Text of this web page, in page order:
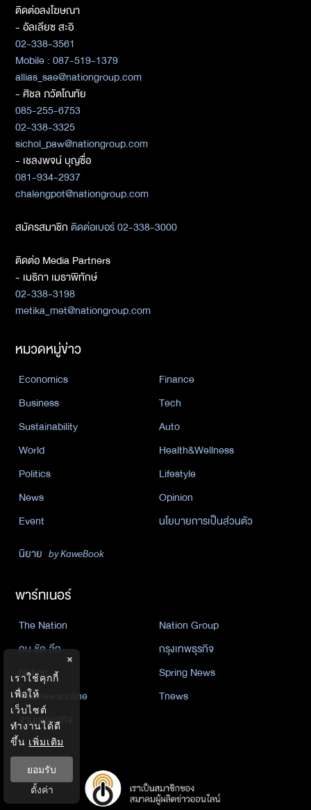
ติดต่อลงโฆษณา
- อัลเลียซ สะอิ
02-338-3561
Mobile : 087-519-1379
allias_sae@nationgroup.com
- ศิชล ภวัตโณทัย
085-255-6753
02-338-3325
sichol_paw@nationgroup.com
- เชลงพจน์ บุญซื่อ
081-934-2937
chalengpot@nationgroup.com
สมัครสมาชิกติดต่อเบอร์ 02-338-3000
ติดต่อ Media Partners
- เมธิกา เมธาพิทักษ์
02-338-3198
metika_met@nationgroup.com
หมวดหมู่ข่าว
Economics
Finance
Business
Tech
Sustainability
Auto
World
Health&Wellness
Politics
Lifestyle
News
Opinion
Event
นโยบายการเป็นส่วนตัว
นิยาย by KaweBook
พาร์ทเนอร์
The Nation
Nation Group
คม ชัด ลึก
กรุงเทพธุรกิจ
Nation
Spring News
Thainewsonline
Tnews
ฐานเศรษฐกิจ
×
เราใช้คุกกี้
เพื่อให้
เว็บไซต์
ทำงานได้ดี
ขึ้น เพิ่มเติม
ยอมรับ
ตั้งค่า